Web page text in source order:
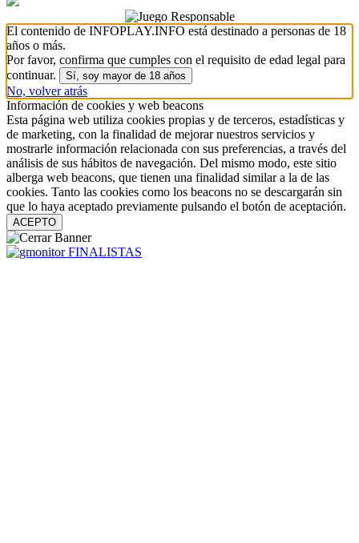
El contenido de INFOPLAY.INFO está destinado a personas de 18
años o más.
Por favor, confirma que cumples con el requisito de edad legal para
continuar.
Sí, soy mayor de 18 años
No, volver atrás
Información de cookies y web beacons
Esta página web utiliza cookies propias y de terceros, estadísticas y
de marketing, con la finalidad de mejorar nuestros servicios y
mostrarle información relacionada con sus preferencias, a través del
análisis de sus hábitos de navegación. Del mismo modo, este sitio
alberga web beacons, que tienen una finalidad similar a la de las
cookies. Tanto las cookies como los beacons no se descargarán sin
que lo haya aceptado previamente pulsando el botón de aceptación.
ACEPTO